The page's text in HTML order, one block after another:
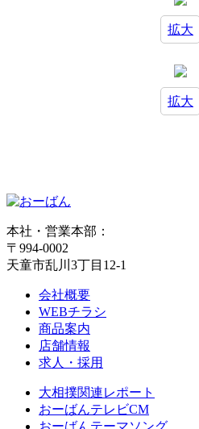
拡大
拡大
本社・営業本部：
〒994-0002
天童市乱川3丁目12-1
会社概要
WEBチラシ
商品案内
店舗情報
求人・採用
大相撲関連レポート
おーばんテレビCM